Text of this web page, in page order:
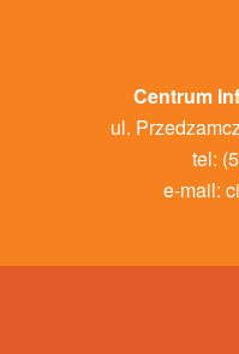
Centrum
ul.
tel:
e-mail: